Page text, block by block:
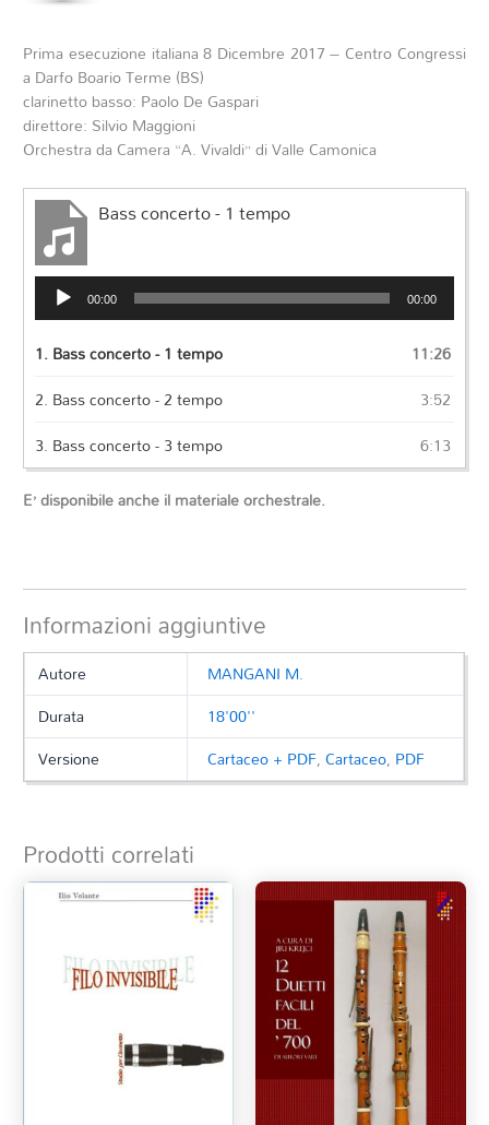
Prima esecuzione italiana 8 Dicembre 2017 – Centro Congressi
a Darfo Boario Terme (BS)
clarinetto basso: Paolo De Gaspari
direttore: Silvio Maggioni
Orchestra da Camera “A. Vivaldi” di Valle Camonica
Bass concerto - 1 tempo
Audio
Player 00:00 00:00
1.Bass concerto - 1 tempo
11:26
2. Bass concerto - 2 tempo
3:52
3. Bass concerto - 3 tempo
6:13
E’ disponibile anche il materiale orchestrale.
Informazioni aggiuntive
Autore
MANGANI M.
Durata
18'00''
Versione
Cartaceo + PDF,Cartaceo, PDF
Prodotti correlati